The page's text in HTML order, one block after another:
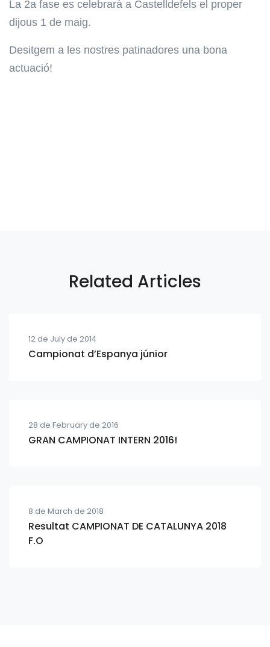
La 2a fase es celebrarà a Castelldefels el proper
dijous 1 de maig.
Desitgem a les nostres patinadores una bona
actuació!
Related Articles
12 de July de 2014
Campionat d’Espanya júnior
28 de February de 2016
GRAN CAMPIONAT INTERN 2016!
8 de March de 2018
Resultat CAMPIONAT DE CATALUNYA 2018
F.O